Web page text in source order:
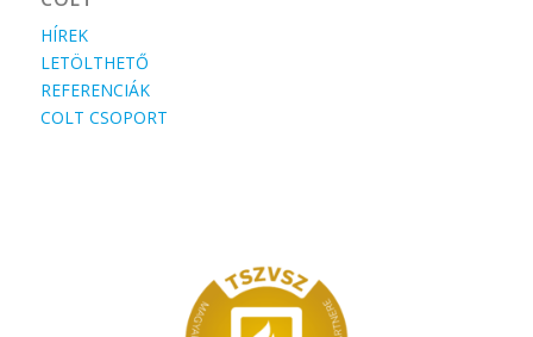
HÍREK
LETÖLTHETŐ
REFERENCIÁK
COLT CSOPORT